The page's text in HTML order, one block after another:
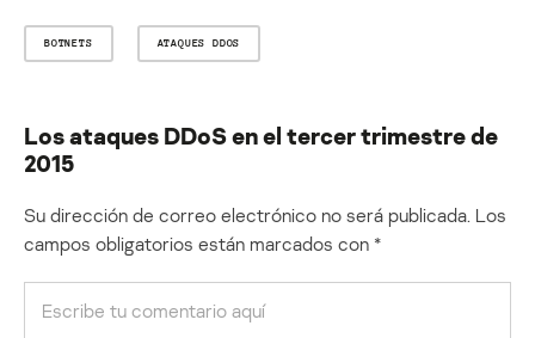
BOTNETS ATAQUES DDOS
Los ataques DDoS en el tercer trimestre de
2015
Su dirección de correo electrónico no será publicada. Los
campos obligatorios están marcados con *